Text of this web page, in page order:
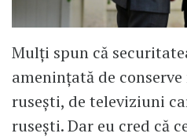
Mulți spun că
amenințată de
rusești, de televiziuni
rusești. Dar eu cred că